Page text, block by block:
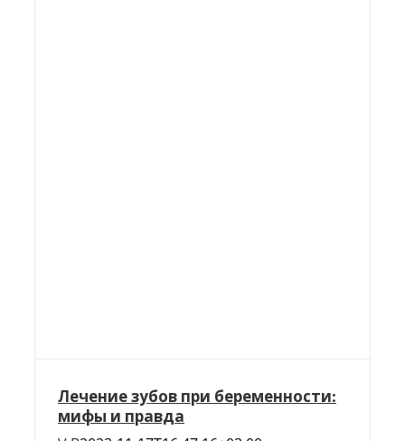
Лечение зубов при беременности:
мифы и правда